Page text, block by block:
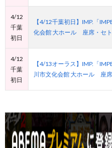
4/12
千葉
初日
【4/12千葉初日】IMP.「
化会館 大ホール 座席・セ
4/12
千葉
初日
【4/13オーラス】IMP.「
川市文化会館 大ホール 座